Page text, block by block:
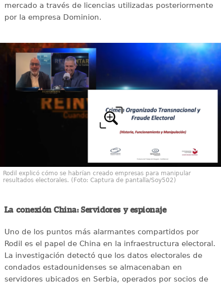
mercado a través de licencias utilizadas posteriormente
por la empresa Dominion.
Rodil explicó cómo se habrían creado empresas para manipular
resultados electorales. (Foto: Captura de pantalla/Soy502)
La conexión China: Servidores y espionaje
Uno de los puntos más alarmantes compartidos por
Rodil es el papel de China en la infraestructura electoral.
La investigación detectó que los datos electorales de
condados estadounidenses se almacenaban en
servidores ubicados en Serbia, operados por socios de